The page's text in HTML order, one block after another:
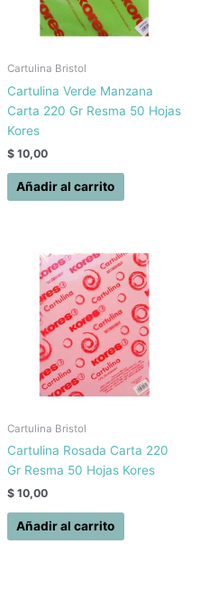
Cartulina Bristol
Cartulina Verde Manzana
Carta 220 Gr Resma 50 Hojas
Kores
$ 10,00
Añadir al carrito
Cartulina Bristol
Cartulina Rosada Carta 220
Gr Resma 50 Hojas Kores
$ 10,00
Añadir al carrito